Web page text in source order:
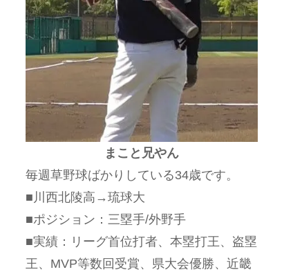
まこと兄やん
毎週草野球ばかりしている34歳です。
■川西北陵高→琉球大
■ポジション：三塁手/外野手
■実績：リーグ首位打者、本塁打王、盗塁
王、MVP等数回受賞、県大会優勝、近畿